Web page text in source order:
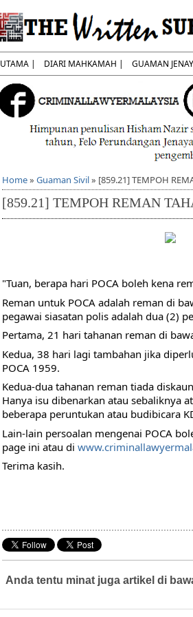
UTAMA | DIARI MAHKAMAH | GUAMAN
Home» Guaman Sivil» [859.21] TEMPOH
[859.21] TEMPOH REMAN
"Tuan, berapa hari POCA boleh kena
Reman untuk POCA adalah reman di
pegawai siasatan polis adalah dua (2)
Pertama, 21 hari tahanan reman di
Kedua, 38 hari lagi tambahan jika
POCA 1959.
Kedua-dua tahanan reman tiada
Hanya isu dibenarkan atau sebaliknya
beberapa peruntukan atau budibicara
Lain-lain persoalan mengenai POCA
page ini atau di
Terima kasih.
Anda tentu minat juga artikel di